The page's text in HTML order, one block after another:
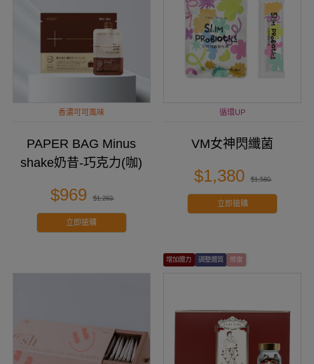
香濃可可風味
PAPER BAG Minus
shake奶昔-巧克力(咖)
$969 $1,269
立即搶購
循環UP
VM女神閃纖菌
$1,380 $1,580
立即搶購
增加體力 調整體質 修復